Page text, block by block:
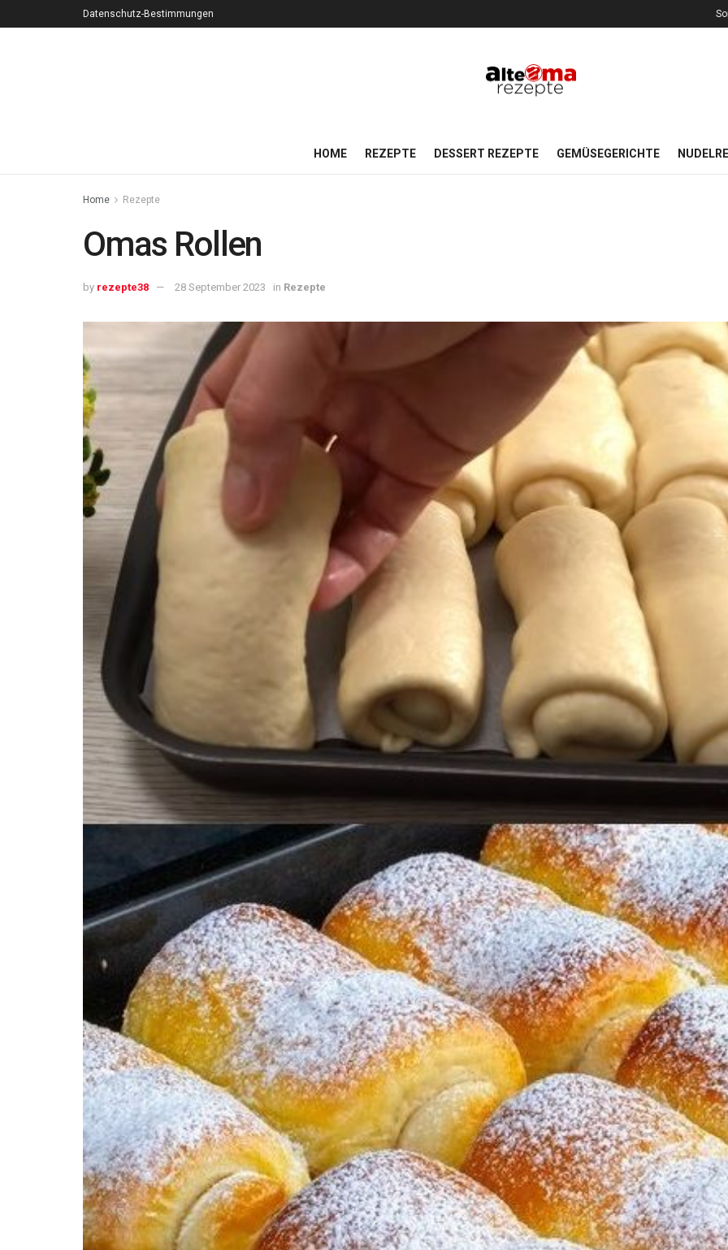
Datenschutz-Bestimmungen
HOME REZEPTE DESSERT REZEPTE GEMÜSEGERICHTE
Home Rezepte
Omas Rollen
by rezepte38 28 September 2023 in Rezepte